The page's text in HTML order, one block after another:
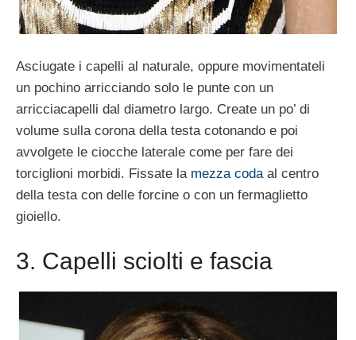
Asciugate i capelli al naturale, oppure movimentateli
un pochino arricciando solo le punte con un
arricciacapelli dal diametro largo. Create un po’ di
volume sulla corona della testa cotonando e poi
avvolgete le ciocche laterale come per fare dei
torciglioni morbidi. Fissate la mezza coda al centro
della testa con delle forcine o con un fermaglietto
gioiello.
3. Capelli sciolti e fascia